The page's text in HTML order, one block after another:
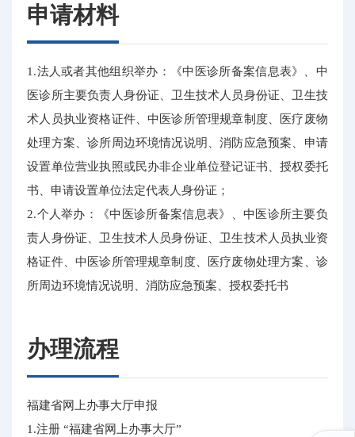
申请材料
1.法人或者其他组织举办：《中医诊所备案信息表》、中
医诊所主要负责人身份证、卫生技术人员身份证、卫生技
术人员执业资格证件、中医诊所管理规章制度、医疗废物
处理方案、诊所周边环境情况说明、消防应急预案、申请
设置单位营业执照或民办非企业单位登记证书、授权委托
书、申请设置单位法定代表人身份证；
2.个人举办：《中医诊所备案信息表》、中医诊所主要负
责人身份证、卫生技术人员身份证、卫生技术人员执业资
格证件、中医诊所管理规章制度、医疗废物处理方案、诊
所周边环境情况说明、消防应急预案、授权委托书
办理流程
福建省网上办事大厅申报
1.注册 “福建省网上办事大厅”